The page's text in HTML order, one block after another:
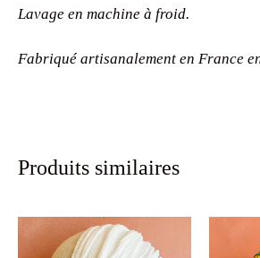
Lavage en machine à froid.
Fabriqué artisanalement en France
Produits similaires